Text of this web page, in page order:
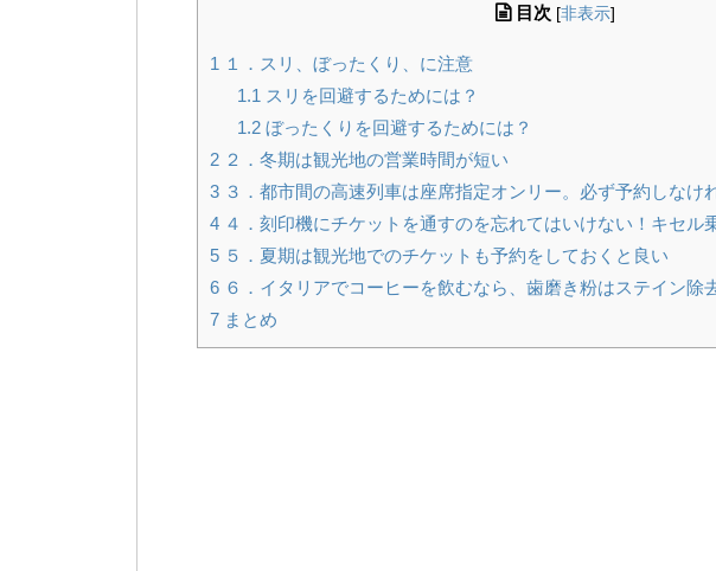
目次 [非表示]
1 １．スリ、ぼったくり、に注意
1.1 スリを回避するためには？
1.2ぼったくりを回避するためには？
2 ２．冬期は観光地の営業時間が短い
3 ３．都市間の高速列車は座席指定オンリー。必ず予約しなけ
4 ４．刻印機にチケットを通すのを忘れてはいけない！キセル
5 ５．夏期は観光地でのチケットも予約をしておくと良い
6 ６．イタリアでコーヒーを飲むなら、歯磨き粉はステイン除
7 まとめ